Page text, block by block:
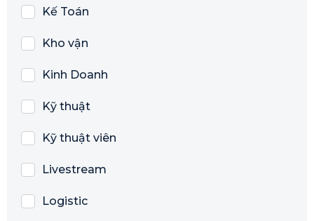
Kế Toán
Kho vận
Kinh Doanh
Kỹ thuật
Kỹ thuật viên
Livestream
Logistic